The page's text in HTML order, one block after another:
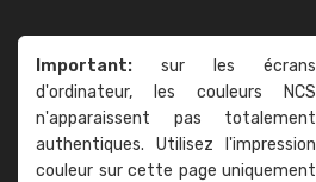
Important: sur les écrans
d'ordinateur, les couleurs NCS
n'apparaissent pas totalement
authentiques. Utilisez l'impression
couleur sur cette page uniquement